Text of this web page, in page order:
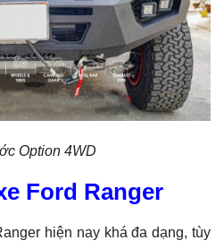
Option 4WD
Ford Ranger
hiện nay khá đa dạng, tùy